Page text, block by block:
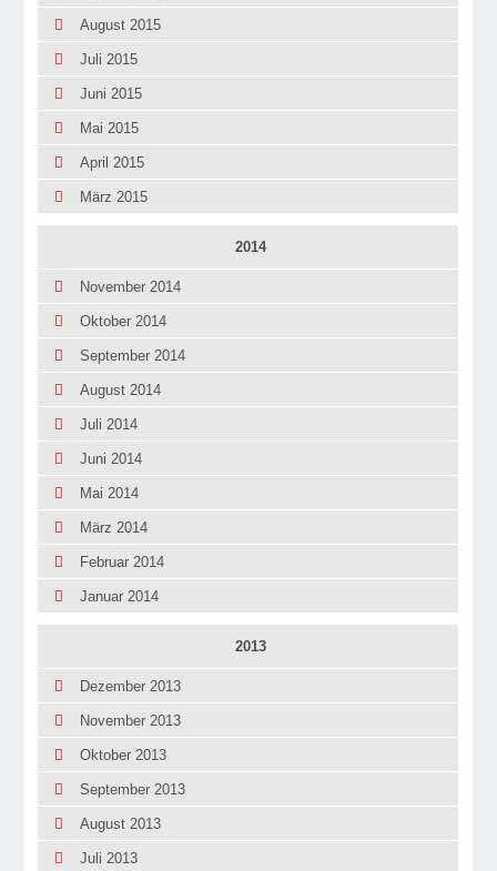
August 2015
Juli 2015
Juni 2015
Mai 2015
April 2015
März 2015
2014
November 2014
Oktober 2014
September 2014
August 2014
Juli 2014
Juni 2014
Mai 2014
März 2014
Februar 2014
Januar 2014
2013
Dezember 2013
November 2013
Oktober 2013
September 2013
August 2013
Juli 2013